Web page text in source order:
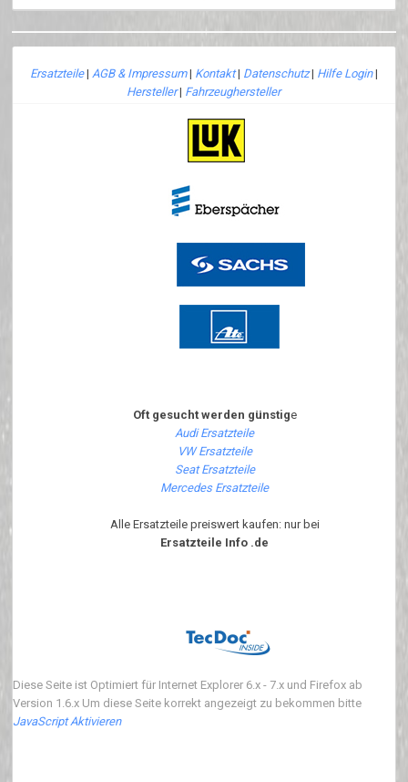
Ersatzteile| AGB & Impressum| Kontakt| Datenschutz| Hilfe Login|
Hersteller| Fahrzeughersteller
Oft gesucht werden günstige
Audi Ersatzteile
VW Ersatzteile
Seat Ersatzteile
Mercedes Ersatzteile
Alle Ersatzteile preiswert kaufen: nur bei
Ersatzteile Info .de
Diese Seite ist Optimiert für Internet Explorer 6.x - 7.x und Firefox ab
Version 1.6.x Um diese Seite korrekt angezeigt zu bekommen bitte
JavaScript Aktivieren